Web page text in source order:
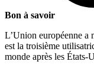
Bon à savoir
L’Union européenne a
est la troisième
monde après les États-